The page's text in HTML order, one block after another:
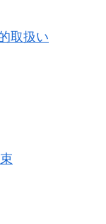
取扱い